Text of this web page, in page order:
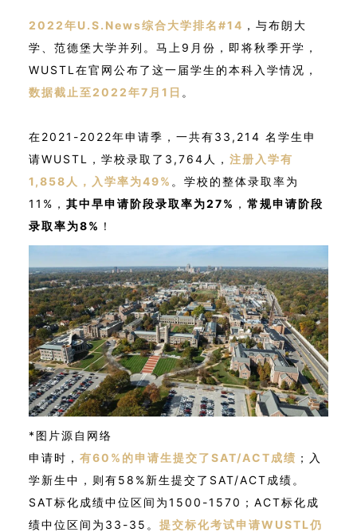
2022年U.S.News综合大学排名#14 ，与布朗大
学、范德堡大学并列。马上9月份，即将秋季开学，
WUSTL在官网公布了这一届学生的本科入学情况，
数据截止至2022年7月1日 。
在2021-2022年申请季，一共有33,214 名学生申
请WUSTL，学校录取了3,764人， 注册入学有
1,858人，入学率为49% 。学校的整体录取率为
11%， 其中早申请阶段录取率为27% ， 常规申请阶段
录取率为8% ！
*图片源自网络
申请时， 有60%的申请生提交了SAT/ACT成绩 ；入
学新生中，则有58%新生提交了SAT/ACT成绩。
SAT标化成绩中位区间为1500-1570；ACT标化成
绩中位区间为33-35。 提交标化考试申请WUSTL仍